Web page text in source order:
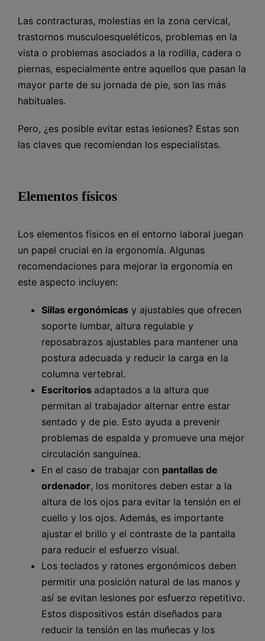
Las contracturas, molestias en la zona cervical,
trastornos musculoesqueléticos, problemas en la
vista o problemas asociados a la rodilla, cadera o
piernas, especialmente entre aquellos que pasan la
mayor parte de su jornada de pie, son las más
habituales.
Pero, ¿es posible evitar estas lesiones? Estas son
las claves que recomiendan los especialistas.
Elementos físicos
Los elementos físicos en el entorno laboral juegan
un papel crucial en la ergonomía. Algunas
recomendaciones para mejorar la ergonomía en
este aspecto incluyen:
Sillas ergonómicas y ajustables que ofrecen
soporte lumbar, altura regulable y
reposabrazos ajustables para mantener una
postura adecuada y reducir la carga en la
columna vertebral.
Escritorios adaptados a la altura que
permitan al trabajador alternar entre estar
sentado y de pie. Esto ayuda a prevenir
problemas de espalda y promueve una mejor
circulación sanguínea.
En el caso de trabajar con pantallas de
ordenador, los monitores deben estar a la
altura de los ojos para evitar la tensión en el
cuello y los ojos. Además, es importante
ajustar el brillo y el contraste de la pantalla
para reducir el esfuerzo visual.
Los teclados y ratones ergonómicos deben
permitir una posición natural de las manos y
así se evitan lesiones por esfuerzo repetitivo.
Estos dispositivos están diseñados para
reducir la tensión en las muñecas y los